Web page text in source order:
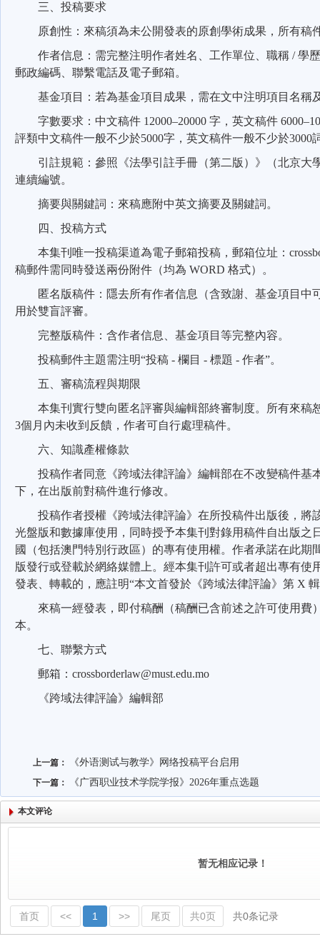
三、投稿要求
原創性：來稿須為未公開發表的原創學術成果，所有稿
作者信息：需完整注明作者姓名、工作單位、職稱 /學
郵政編碼、聯繫電話及電子郵箱。
基金項目：若為基金項目成果，需在文中注明項目名稱
字數要求：中文稿件 12000–20000 字，英文稿件
評類中文稿件一般不少於5000字，英文稿件一般不少於3000
引註規範：參照《法學引註手冊（第二版）》（北京大
連續編號。
摘要與關鍵詞：來稿應附中英文摘要及關鍵詞。
四、投稿方式
本集刊唯一投稿渠道為電子郵箱投稿，郵箱位址：
稿郵件需同時發送兩份附件（均為 WORD 格式）。
匿名版稿件：隱去所有作者信息（含致謝、基金項目中
用於雙盲評審。
完整版稿件：含作者信息、基金項目等完整內容。
投稿郵件主題需注明“投稿 - 欄目 - 標題 - 作者”。
五、審稿流程與期限
本集刊實行雙向匿名評審與編輯部終審制度。所有來稿
3個月內未收到反饋，作者可自行處理稿件。
六、知識產權條款
投稿作者同意《跨域法律評論》編輯部在不改變稿件基
下，在出版前對稿件進行修改。
投稿作者授權《跨域法律評論》在所投稿件出版後，將
光盤版和數據庫使用，同時授予本集刊對錄用稿件自出版之
國（包括澳門特別行政區）的專有使用權。作者承諾在此期
版發行或登載於網絡媒體上。經本集刊許可或者超出專有使
發表、轉載的，應註明“本文首發於《跨域法律評論》第 X
來稿一經發表，即付稿酬（稿酬已含前述之許可使用費
本。
七、聯繫方式
郵箱： crossborderlaw@must.edu.mo
《跨域法律評論》編輯部
上一篇： 《外语测试与教学》网络投稿平台启用
下一篇： 《广西职业技术学院学报》2026年重点选题
本文评论
暂无相应记录！
首页 << 1 >> 尾页 共0页 共0条记录